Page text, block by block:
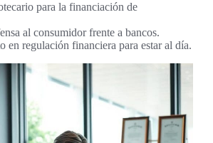
para la financiación de
al consumidor frente a bancos.
en regulación financiera para estar al día.